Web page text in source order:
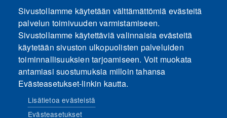
HYVÄKSY KAIKKI EVÄSTEET
Only accept Embeds cookies
Sivustollamme käytetään välttämättömiä evästeitä
palvelun toimivuuden varmistamiseen.
Sivustollamme käytettäviä valinnaisia evästeitä
käytetään sivuston ulkopuolisten palveluiden
toiminnallisuuksien tarjoamiseen. Voit muokata
antamiasi suostumuksia milloin tahansa
Evästeasetukset-linkin kautta.
Lisätietoa evästeistä
Evästeasetukset